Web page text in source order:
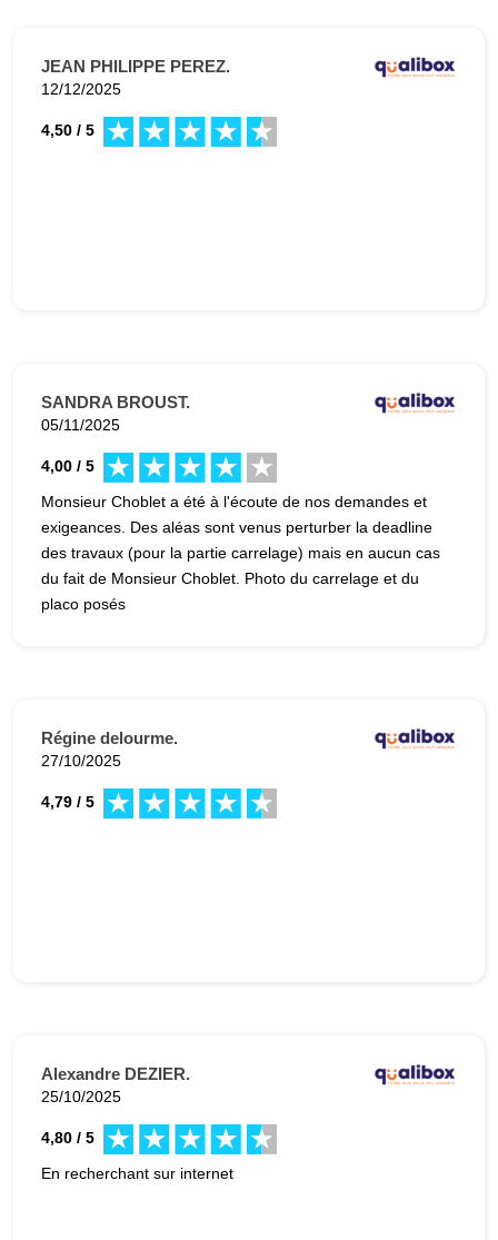
JEAN PHILIPPE PEREZ.
12/12/2025
4,50 / 5
SANDRA BROUST.
05/11/2025
4,00 / 5
Monsieur Choblet a été à l'écoute de nos demandes et
exigeances. Des aléas sont venus perturber la deadline
des travaux (pour la partie carrelage) mais en aucun cas
du fait de Monsieur Choblet. Photo du carrelage et du
placo posés
Régine delourme.
27/10/2025
4,79 / 5
Alexandre DEZIER.
25/10/2025
4,80 / 5
En recherchant sur internet